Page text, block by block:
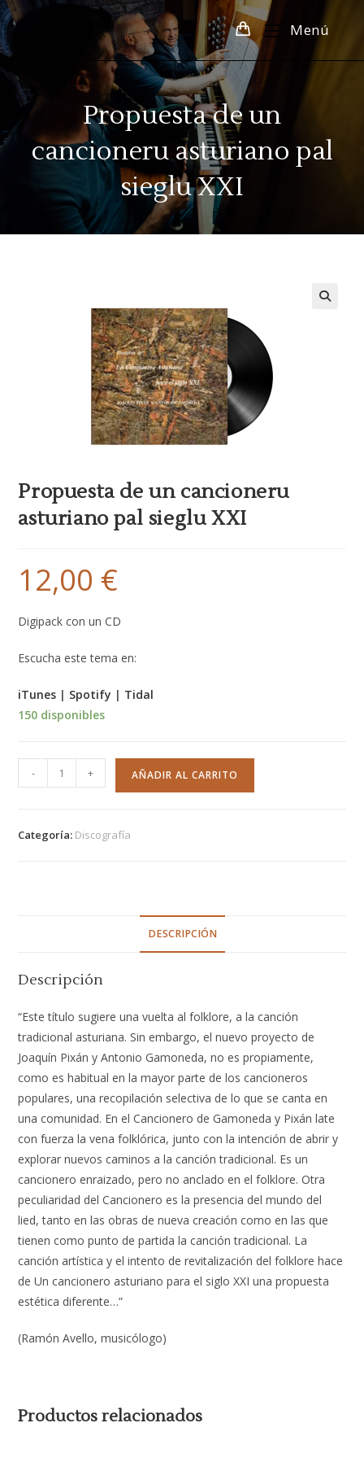
Menú
Propuesta de un
cancioneru asturiano pal
sieglu XXI
Propuesta de un cancioneru
asturiano pal sieglu XXI
12,00 €
Digipack con un CD
Escucha este tema en:
iTunes | Spotify | Tidal
150 disponibles
- + AÑADIR AL CARRITO
Categoría: Discografía
DESCRIPCIÓN
Descripción
“Este título sugiere una vuelta al folklore, a la canción
tradicional asturiana. Sin embargo, el nuevo proyecto de
Joaquín Pixán y Antonio Gamoneda, no es propiamente,
como es habitual en la mayor parte de los cancioneros
populares, una recopilación selectiva de lo que se canta en
una comunidad. En el Cancionero de Gamoneda y Pixán late
con fuerza la vena folklórica, junto con la intención de abrir y
explorar nuevos caminos a la canción tradicional. Es un
cancionero enraizado, pero no anclado en el folklore. Otra
peculiaridad del Cancionero es la presencia del mundo del
lied, tanto en las obras de nueva creación como en las que
tienen como punto de partida la canción tradicional. La
canción artística y el intento de revitalización del folklore hace
de Un cancionero asturiano para el siglo XXI una propuesta
estética diferente…”
(Ramón Avello, musicólogo)
Productos relacionados